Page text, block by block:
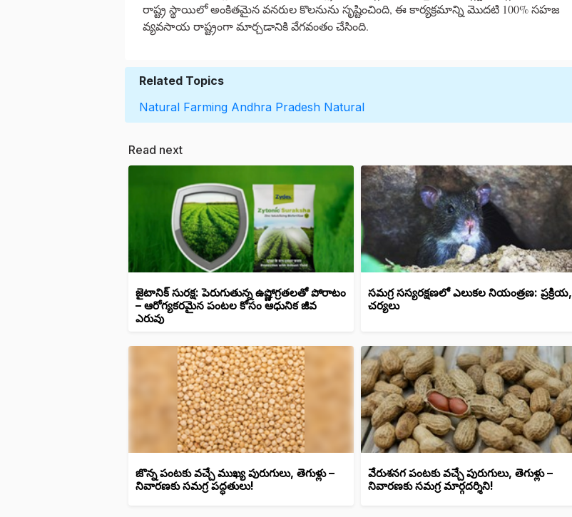
రాష్ట్ర స్థాయిలో అంకితమైన వనరుల కొలనును సృష్టించింది, ఈ కార్యక్రమాన్ని మొదటి 100% సహజ
వ్యవసాయ రాష్ట్రంగా మార్చడానికి వేగవంతం చేసింది.
Related Topics
Natural Farming Andhra Pradesh Natural
Read next
జైటానిక్ సురక్ష: పెరుగుతున్న ఉష్ణోగ్రతలతో పోరాటం
– ఆరోగ్యకరమైన పంటల కోసం ఆధునిక జీవ
ఎరువు
సమగ్ర సస్యరక్షణలో ఎలుకల నియంత్రణ: ప్రక్రియ,
చర్యలు
జొన్న పంటకు వచ్చే ముఖ్య పురుగులు, తెగుళ్లు –
నివారణకు సమగ్ర పద్ధతులు!
వేరుశనగ పంటకు వచ్చే పురుగులు, తెగుళ్లు –
నివారణకు సమగ్ర మార్గదర్శిని!